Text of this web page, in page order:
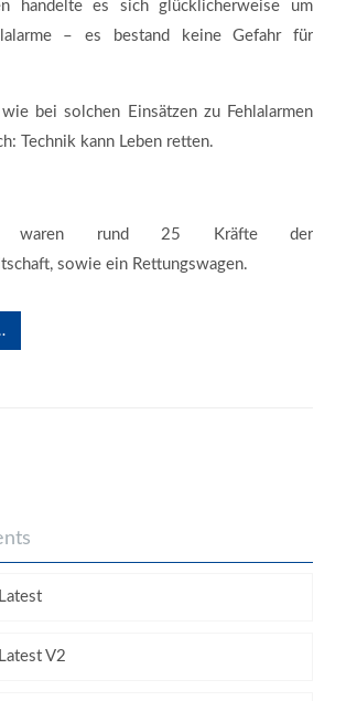
handelte es sich glücklicherweise um
– es bestand keine Gefahr für
bei solchen Einsätzen zu Fehlalarmen
Technik kann Leben retten.
waren rund 25 Kräfte der
sowie ein Rettungswagen.
V2